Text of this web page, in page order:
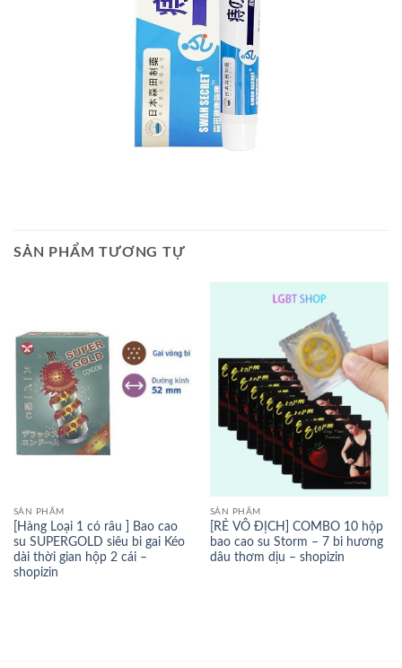
SẢN PHẨM TƯƠNG TỰ
SẢN PHẨM
[Hàng Loại 1 có râu ] Bao cao
su SUPERGOLD siêu bi gai Kéo
dài thời gian hộp 2 cái –
shopizin
SẢN PHẨM
[RẺ VÔ ĐỊCH] COMBO 10 hộp
bao cao su Storm – 7 bi hương
dâu thơm dịu – shopizin